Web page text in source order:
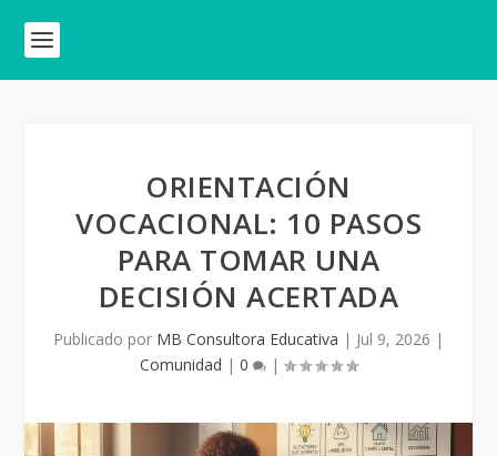
ORIENTACIÓN
VOCACIONAL: 10 PASOS
PARA TOMAR UNA
DECISIÓN ACERTADA
Publicado por MB Consultora Educativa | Jul 9, 2026 |
Comunidad | 0 |